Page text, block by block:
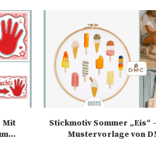
Mit
Stickmotiv Sommer „Eis“
Mustervorlage von